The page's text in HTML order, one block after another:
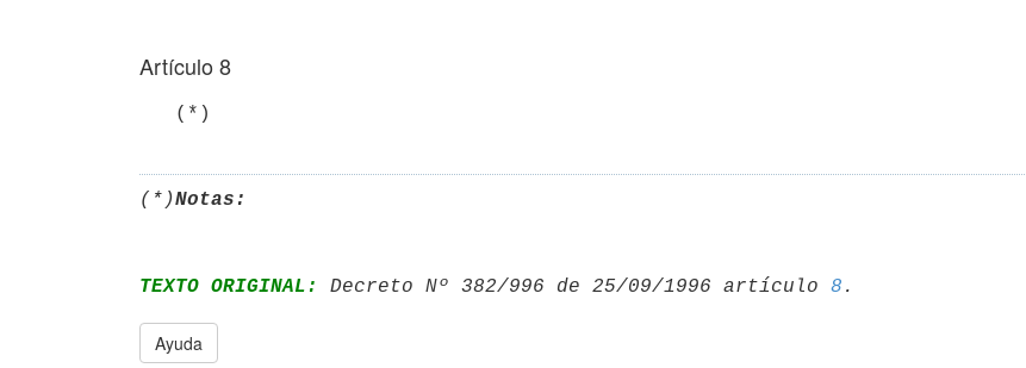
Artículo 8
(*)Notas:
TEXTO ORIGINAL: Decreto Nº 382/996 de 25/09/1996 artículo 8
Ayuda